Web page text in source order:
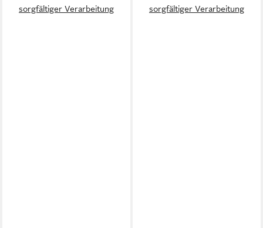
sorgfältiger Verarbeitung
sorgfältiger Verarbeitung